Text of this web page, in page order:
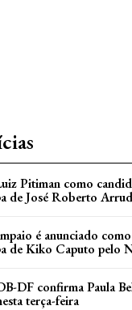
Pitiman como
de José Roberto
é anunciado
de Kiko Caputo pelo
DF confirma Paula
terça-feira